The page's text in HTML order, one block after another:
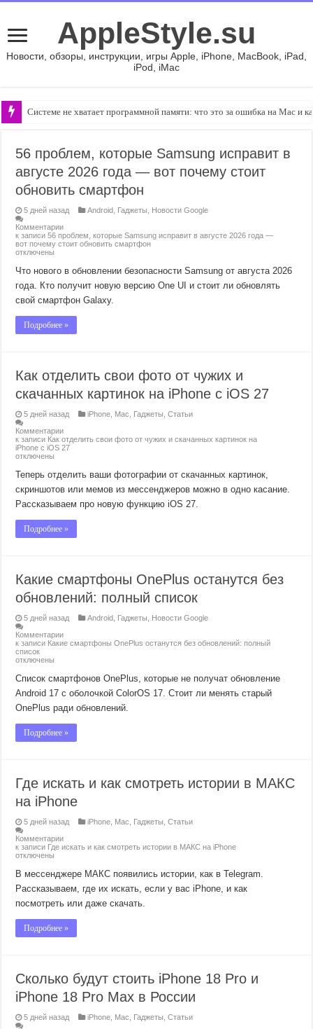
AppleStyle.su
Новости, обзоры, инструкции, игры Apple, iPhone, MacBook, iPad,
iPod, iMac
Системе не хватает программной памяти: что это за ошибка на Mac и
Как увеличить иконки, шрифт и масштаб iOS: делаем iPhone комфортнее
56 проблем, которые Samsung исправит в
августе 2026 года — вот почему стоит
обновить смартфон
5 дней назад Android Гаджеты
Новости Google
Комментарии
к записи 56 проблем, которые Samsung исправит в августе 2026 года —
вот почему стоит обновить смартфон
отключены
Что нового в обновлении безопасности Samsung от августа 2026
года. Кто получит новую версию One UI и стоит ли обновлять
свой смартфон Galaxy.
Подробнее »
Как отделить свои фото от чужих и
скачанных картинок на iPhone с iOS 27
5 дней назад iPhone Mac Гаджеты ,Статьи
Комментарии
к записи Как отделить свои фото от чужих и скачанных картинок на
iPhone с iOS 27
отключены
Теперь отделить ваши фотографии от скачанных картинок,
скриншотов или мемов из мессенджеров можно в одно касание.
Рассказываем про новую функцию iOS 27.
Подробнее »
Какие смартфоны OnePlus останутся без
обновлений: полный список
5 дней назад Android Гаджеты
Новости Google
Комментарии
к записи Какие смартфоны OnePlus останутся без обновлений: полный
список
отключены
Список смартфонов OnePlus, которые не получат обновление
Android 17 с оболочкой ColorOS 17. Стоит ли менять старый
OnePlus ради обновлений.
Подробнее »
Где искать и как смотреть истории в МАКС
на iPhone
5 дней назад iPhone Mac Гаджеты ,Статьи
Комментарии
к записи Где искать и как смотреть истории в МАКС на iPhone
отключены
В мессенджере МАКС появились истории, как в Telegram.
Рассказываем, где их искать, если у вас iPhone, и как
посмотреть или даже скачать.
Подробнее »
Сколько будут стоить iPhone 18 Pro и
iPhone 18 Pro Max в России
5 дней назад iPhone Mac Гаджеты ,Статьи